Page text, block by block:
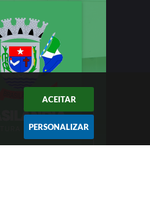
ACEITAR
PERSONALIZAR